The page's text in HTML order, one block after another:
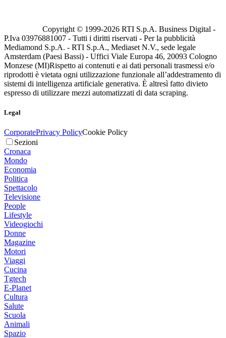
Copyright © 1999-2026 RTI S.p.A. Business Digital -
P.Iva 03976881007 - Tutti i diritti riservati - Per la pubblicità
Mediamond S.p.A. - RTI S.p.A., Mediaset N.V., sede legale
Amsterdam (Paesi Bassi) - Uffici Viale Europa 46, 20093 Cologno
Monzese (MI)Rispetto ai contenuti e ai dati personali trasmessi e/o
riprodotti è vietata ogni utilizzazione funzionale all’addestramento di
sistemi di intelligenza artificiale generativa. È altresì fatto divieto
espresso di utilizzare mezzi automatizzati di data scraping.
Legal
CorporatePrivacy PolicyCookie Policy
Sezioni
Cronaca
Mondo
Economia
Politica
Spettacolo
Televisione
People
Lifestyle
Videogiochi
Donne
Magazine
Motori
Viaggi
Cucina
Tgtech
E-Planet
Cultura
Salute
Scuola
Animali
Spazio